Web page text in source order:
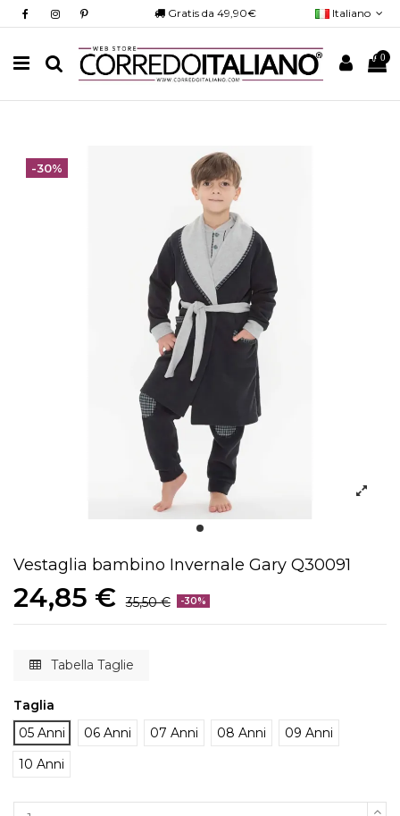
Gratis da 49,90€ Italiano
0
-30%
Vestaglia bambino Invernale Gary Q30091
24,85 € 35,50 € -30%
Tabella Taglie
Taglia
05 Anni
06 Anni 07 Anni 08 Anni
09 Anni
10 Anni